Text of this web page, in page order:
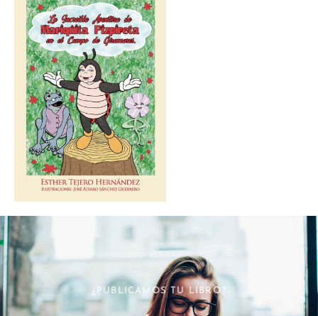
¿PUBLICAMOS TU LIBRO?